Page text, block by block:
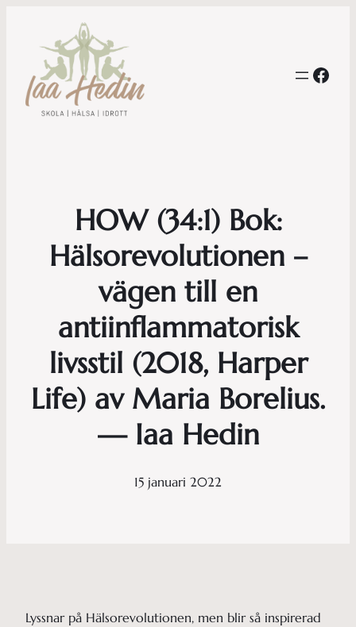
HOW (34:1) Bok:
Hälsorevolutionen –
vägen till en
antiinflammatorisk
livsstil (2018, Harper
Life) av Maria Borelius.
— Iaa Hedin
15 januari 2022
Lyssnar på Hälsorevolutionen, men blir så inspirerad